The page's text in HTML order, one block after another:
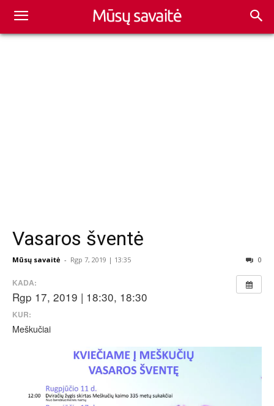
Vasaros šventė
Mūsų savaitė - Rgp 7, 2019 | 13:35 0
KADA:
Rgp 17, 2019 | 18:30, 18:30
KUR:
Meškučiai